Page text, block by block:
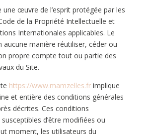
une œuvre de l’esprit protégée par les
de la Propriété Intellectuelle et
Internationales applicables. Le
aucune manière réutiliser, céder ou
propre compte tout ou partie des
du Site.
https://www.mamzelles.fr implique
et entière des conditions générales
décrites. Ces conditions
d’être modifiées ou
moment, les utilisateurs du